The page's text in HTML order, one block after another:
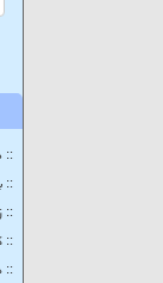
::
::
::
::
::